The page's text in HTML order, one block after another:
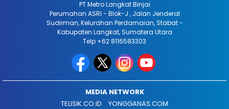
PT Metro Langkat Binjai
Perumahan ASRI - Blok-J , Jalan Jenderal
Sudirman, Kelurahan Perdamaian, Stabat -
Kabupaten Langkat, Sumatera Utara
Telp +62 8116583303
MEDIA NETWORK
TELISIK.CO.ID
YONGGANAS.COM